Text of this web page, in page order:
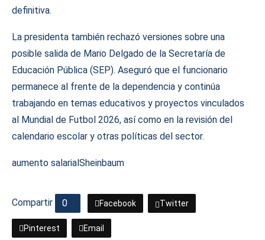
definitiva.
La presidenta también rechazó versiones sobre una
posible salida de Mario Delgado de la Secretaría de
Educación Pública (SEP). Aseguró que el funcionario
permanece al frente de la dependencia y continúa
trabajando en temas educativos y proyectos vinculados
al Mundial de Futbol 2026, así como en la revisión del
calendario escolar y otras políticas del sector.
aumento salarialSheinbaum
Compartir 0 Facebook Twitter
Pinterest Email